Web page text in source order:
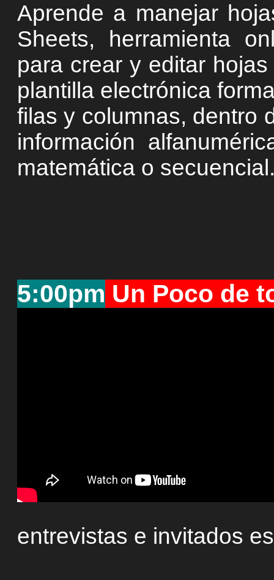
Aprende a manejar
Sheets, herramienta
para crear y editar
plantilla electrónica
filas y columnas, dentro
información
matemática o
5:00pm Un Poco de
entrevistas e invitados